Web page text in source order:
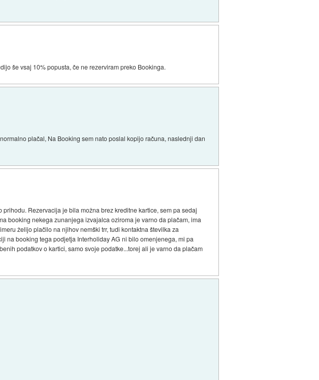
še vsaj 10% popusta, če ne rezerviram preko Bookinga.
plačal, Na Booking sem nato poslal kopijo računa, naslednji dan
Rezervacija je bila možna brez kreditne kartice, sem pa sedaj
booking nekega zunanjega izvajalca oziroma je varno da plačam, ima
želijo plačilo na njihov nemški trr, tudi kontaktna številka za
na booking tega podjetja Interholiday AG ni bilo omenjenega, mi pa
podatkov o kartici, samo svoje podatke...torej ali je varno da plačam